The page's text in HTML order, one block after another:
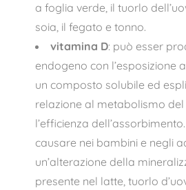
a foglia verde, il tuorlo
soia, il fegato e tonno.
vitamina D: può esser
endogeno con l’esposizione
un composto solubile ed
relazione al metabolismo
l’efficienza
causare nei bambini e negli
un’alterazione della
presente nel latte, tuorlo